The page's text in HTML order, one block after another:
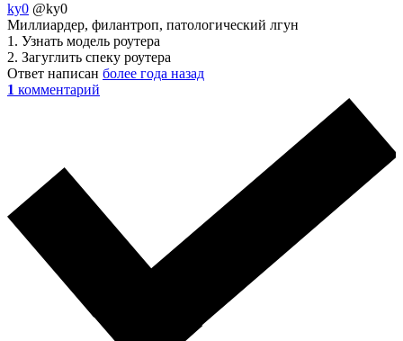
ky0 @ky0
Миллиардер, филантроп, патологический лгун
1. Узнать модель роутера
2. Загуглить спеку роутера
Ответ написан более года назад
1 комментарий